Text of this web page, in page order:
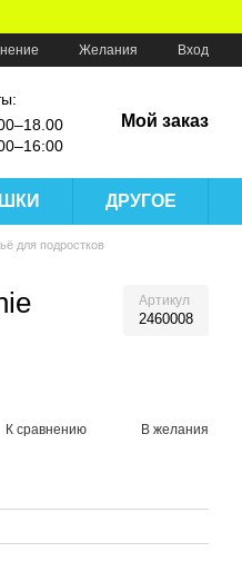
Желания Вход
Мой заказ
ДРУГОЕ
для подростков
Артикул
2460008
К сравнению В желания